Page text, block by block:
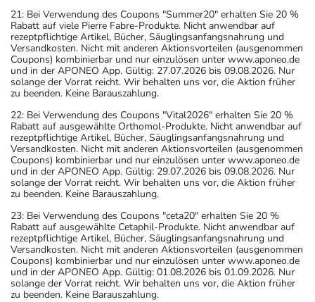
21: Bei Verwendung des Coupons "Summer20" erhalten Sie 20 %
Rabatt auf viele Pierre Fabre-Produkte. Nicht anwendbar auf
rezeptpflichtige Artikel, Bücher, Säuglingsanfangsnahrung und
Versandkosten. Nicht mit anderen Aktionsvorteilen (ausgenommen
Coupons) kombinierbar und nur einzulösen unter www.aponeo.de
und in der APONEO App. Gültig: 27.07.2026 bis 09.08.2026. Nur
solange der Vorrat reicht. Wir behalten uns vor, die Aktion früher
zu beenden. Keine Barauszahlung.
22: Bei Verwendung des Coupons "Vital2026" erhalten Sie 20 %
Rabatt auf ausgewählte Orthomol-Produkte. Nicht anwendbar auf
rezeptpflichtige Artikel, Bücher, Säuglingsanfangsnahrung und
Versandkosten. Nicht mit anderen Aktionsvorteilen (ausgenommen
Coupons) kombinierbar und nur einzulösen unter www.aponeo.de
und in der APONEO App. Gültig: 29.07.2026 bis 09.08.2026. Nur
solange der Vorrat reicht. Wir behalten uns vor, die Aktion früher
zu beenden. Keine Barauszahlung.
23: Bei Verwendung des Coupons "ceta20" erhalten Sie 20 %
Rabatt auf ausgewählte Cetaphil-Produkte. Nicht anwendbar auf
rezeptpflichtige Artikel, Bücher, Säuglingsanfangsnahrung und
Versandkosten. Nicht mit anderen Aktionsvorteilen (ausgenommen
Coupons) kombinierbar und nur einzulösen unter www.aponeo.de
und in der APONEO App. Gültig: 01.08.2026 bis 01.09.2026. Nur
solange der Vorrat reicht. Wir behalten uns vor, die Aktion früher
zu beenden. Keine Barauszahlung.